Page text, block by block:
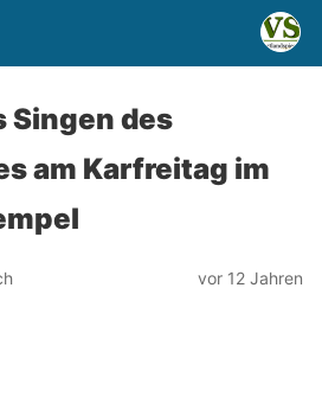
Singen des
am Karfreitag im
vor 12 Jahren